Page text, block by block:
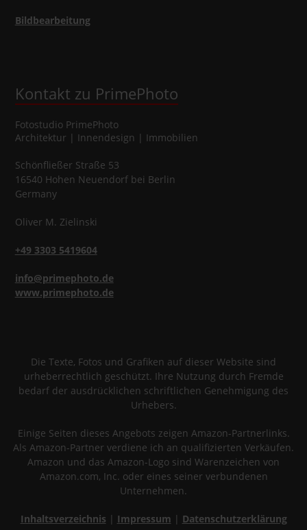
Bildbearbeitung
Kontakt zu PrimePhoto
Fotostudio PrimePhoto
Architektur | Innendesign | Immobilien
Schönfließer Straße 53
16540 Hohen Neuendorfbei Berlin
Germany
Oliver M. Zielinski
+49 3303 5419604
info@primephoto.de
www.primephoto.de
Die Texte, Fotos und Grafiken auf dieser Website sind
urheberrechtlich geschützt. Ihre Nutzung durch Fremde
bedarf der ausdrücklichen schriftlichen Genehmigung des
Urhebers.
Einige Seiten dieses Angebots zeigen Amazon-Partnerlinks.
Als Amazon-Partner verdiene ich an qualifizierten Verkäufen.
Amazon und das Amazon-Logo sind Warenzeichen von
Amazon.com, Inc. oder eines seiner verbundenen
Unternehmen.
Inhaltsverzeichnis | Impressum | Datenschutzerklärung